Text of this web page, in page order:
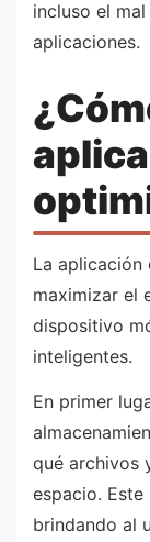
incluso el
aplicaciones.
La aplicación
maximizar el
dispositivo
inteligentes.
En primer
qué archivos
espacio.
brindando al